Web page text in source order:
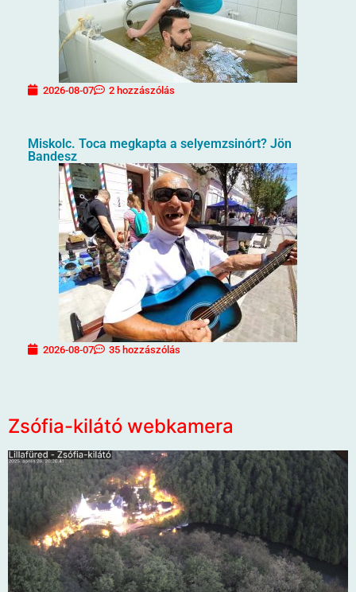
2026-08-07 2 hozzászólás
Miskolc. Toca megkapta a selyemzsinórt? Jön
Bandesz
2026-08-07 35 hozzászólás
Zsófia-kilátó webkamera